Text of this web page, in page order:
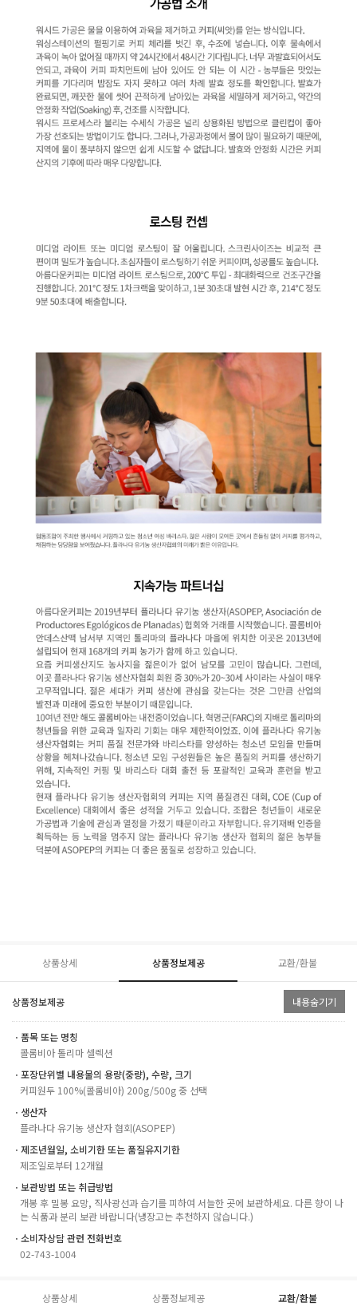
상품상세 상품정보제공 교환/환불
상품정보제공 내용숨기기
ㆍ품목 또는 명칭
콜롬비아 톨리마 셀렉션
ㆍ포장단위별 내용물의 용량(중량), 수량, 크기
커피원두 100%(콜롬비아) 200g/500g 중 선택
ㆍ생산자
플라나다 유기농 생산자 협회(ASOPEP)
ㆍ제조년월일, 소비기한 또는 품질유지기한
제조일로부터 12개월
ㆍ보관방법 또는 취급방법
개봉 후 밀봉 요망, 직사광선과 습기를 피하여 서늘한 곳에 보관하세요. 다른 향이 나
는 식품과 분리 보관 바랍니다(냉장고는 추천하지 않습니다.)
ㆍ소비자상담 관련 전화번호
02-743-1004
상품상세 상품정보제공 교환/환불